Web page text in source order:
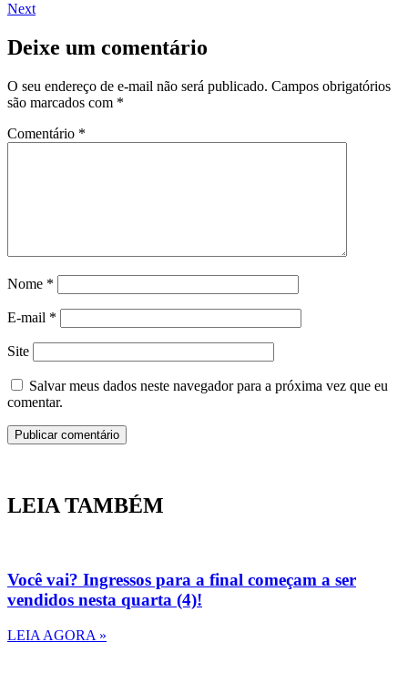
Next
Deixe um comentário
O seu endereço de e-mail não será publicado. Campos obrigatórios
são marcados com *
Comentário *
Nome *
E-mail *
Site
Salvar meus dados neste navegador para a próxima vez que eu
comentar.
LEIA TAMBÉM
Você vai? Ingressos para a final começam a ser
vendidos nesta quarta (4)!
LEIA AGORA »